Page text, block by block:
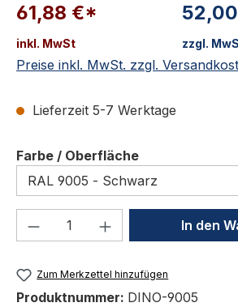
61,88 €*
inkl. MwSt zzgl.
Preise inkl. MwSt. zzgl.
Lieferzeit 5-7 Werktage
Farbe / Oberflächeauswählen
Produkt Anzahl: GibIn den
Zum Merkzettel hinzufügen
Produktnummer: DINO-9005